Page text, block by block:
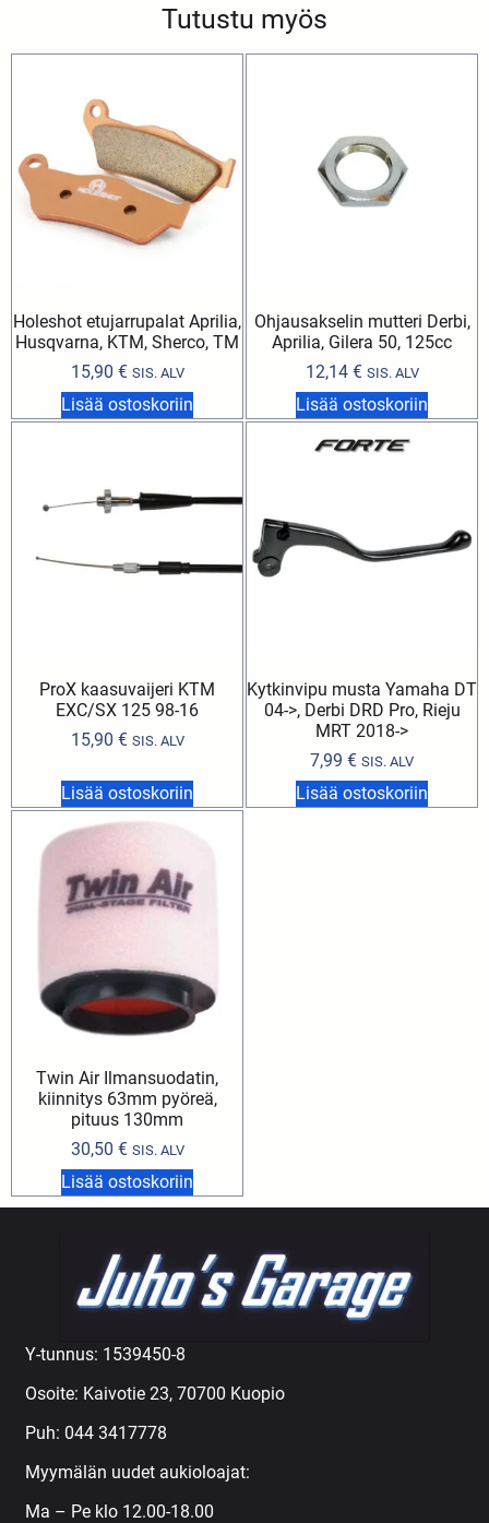
Tutustu myös
Holeshot etujarrupalat Aprilia,
Husqvarna, KTM, Sherco, TM
15,90 € SIS. ALV
Lisää ostoskoriin
Ohjausakselin mutteri Derbi,
Aprilia, Gilera 50, 125cc
12,14 € SIS. ALV
Lisää ostoskoriin
ProX kaasuvaijeri KTM
EXC/SX 125 98-16
15,90 € SIS. ALV
Lisää ostoskoriin
Kytkinvipu musta Yamaha DT
04->, Derbi DRD Pro, Rieju
MRT 2018->
7,99 € SIS. ALV
Lisää ostoskoriin
Twin Air Ilmansuodatin,
kiinnitys 63mm pyöreä,
pituus 130mm
30,50 € SIS. ALV
Lisää ostoskoriin
Y-tunnus: 1539450-8
Osoite: Kaivotie 23, 70700 Kuopio
Puh: 044 3417778
Myymälän uudet aukioloajat:
Ma – Pe klo 12.00-18.00